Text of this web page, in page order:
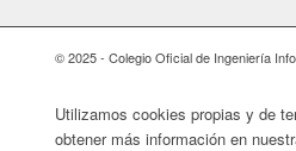
© 2025 - Colegio Oficial de Ingeniería
Utilizamos cookies propias y de
obtener más información en